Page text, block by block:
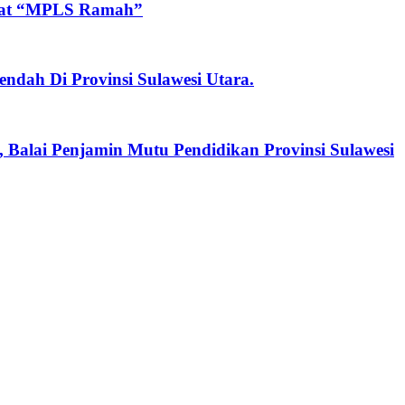
“MPLS Ramah”
Di Provinsi Sulawesi Utara.
Penjamin Mutu Pendidikan Provinsi Sulawesi